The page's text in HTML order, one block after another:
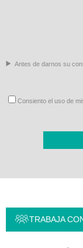
Antes de darnos su
Consiento el uso de
TRABAJA